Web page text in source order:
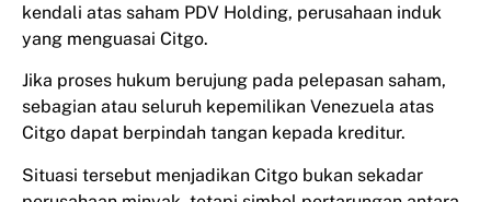
kendali atas saham PDV Holding, perusahaan induk
yang menguasai Citgo.
Jika proses hukum berujung pada pelepasan saham,
sebagian atau seluruh kepemilikan Venezuela atas
Citgo dapat berpindah tangan kepada kreditur.
Situasi tersebut menjadikan Citgo bukan sekadar